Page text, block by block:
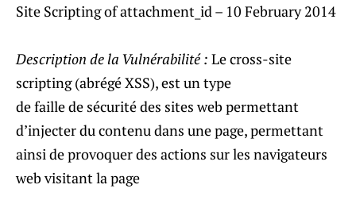
Site Scripting of attachment_id – 10 February 2014
Description de la Vulnérabilité : Le cross-site
scripting (abrégé XSS), est un type
de faille de sécurité des sites web permettant
d’injecter du contenu dans une page, permettant
ainsi de provoquer des actions sur les navigateurs
web visitant la page